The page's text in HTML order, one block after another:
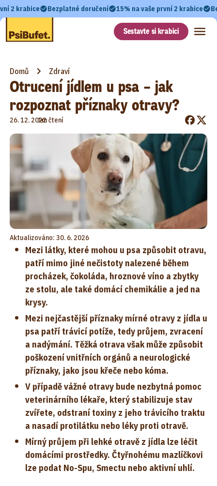
2 krabice Bezplatné doručení 15% na vaše první 2 krabice
Sestavte si krabici
Domů Zdraví
Otrucení jídlem u psa – jak
rozpoznat příznaky otravy?
26. 12. 2022
•
1m čtení
Aktualizováno: 30. 6. 2026
Mezi látky, které mohou u psa způsobit otravu,
patří mimo jiné nečistoty nalezené během
procházek, čokoláda, hroznové víno a zbytky
ze stolu, ale také domácí chemikálie a jed na
krysy.
Mezi nejčastější příznaky mírné otravy z jídla u
psa patří trávicí potíže, tedy průjem, zvracení
a nadýmání. Těžká otrava však může způsobit
poškození vnitřních orgánů a neurologické
příznaky, jako jsou křeče nebo kóma.
V případě vážné otravy bude nezbytná pomoc
veterinárního lékaře, který stabilizuje stav
zvířete, odstraní toxiny z jeho trávicího traktu
a nasadí protilátku nebo léky proti otravě.
Mírný průjem při lehké otravě z jídla lze léčit
domácími prostředky. Čtyřnohému mazlíčkovi
lze podat No-Spu, Smectu nebo aktivní uhlí.